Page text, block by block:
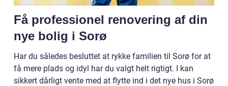
Få professionel renovering af din
nye bolig i Sorø
Har du således besluttet at rykke familien til Sorø for at
få mere plads og idyl har du valgt helt rigtigt. I kan
sikkert dårligt vente med at flytte ind i det nye hus i Sorø